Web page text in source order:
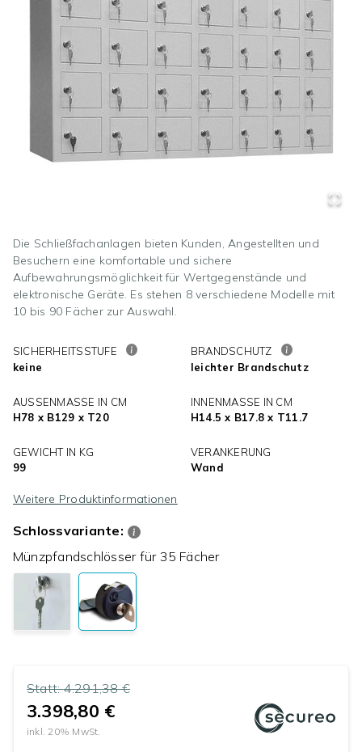
Die Schließfachanlagen bieten Kunden, Angestellten und
Besuchern eine komfortable und sichere
Aufbewahrungsmöglichkeit für Wertgegenstände und
elektronische Geräte. Es stehen 8 verschiedene Modelle mit
10 bis 90 Fächer zur Auswahl.
SICHERHEITSSTUFE
keine
BRANDSCHUTZ
leichter Brandschutz
AUSSENMASSE IN CM
H78 x B129 x T20
INNENMASSE IN CM
H14.5 x B17.8 x T11.7
GEWICHT IN KG
99
VERANKERUNG
Wand
Weitere Produktinformationen
Schlossvariante:
Münzpfandschlösser für 35 Fächer
Statt:4.291,38 €
3.398,80 €
inkl.20% MwSt.